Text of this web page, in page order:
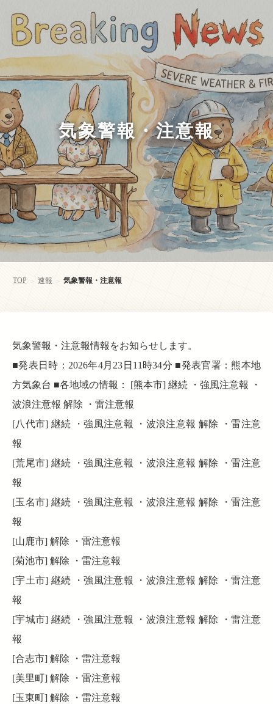
気象警報・注意報
TOP > 速報 > 気象警報・注意報
気象警報・注意報情報をお知らせします。
■発表日時：2026年4月23日11時34分 ■発表官署：熊本地
方気象台 ■各地域の情報： [熊本市] 継続 ・強風注意報 ・
波浪注意報 解除 ・雷注意報
[八代市] 継続 ・強風注意報 ・波浪注意報 解除 ・雷注意
報
[荒尾市] 継続 ・強風注意報 ・波浪注意報 解除 ・雷注意
報
[玉名市] 継続 ・強風注意報 ・波浪注意報 解除 ・雷注意
報
[山鹿市] 解除 ・雷注意報
[菊池市] 解除 ・雷注意報
[宇土市] 継続 ・強風注意報 ・波浪注意報 解除 ・雷注意
報
[宇城市] 継続 ・強風注意報 ・波浪注意報 解除 ・雷注意
報
[合志市] 解除 ・雷注意報
[美里町] 解除 ・雷注意報
[玉東町] 解除 ・雷注意報